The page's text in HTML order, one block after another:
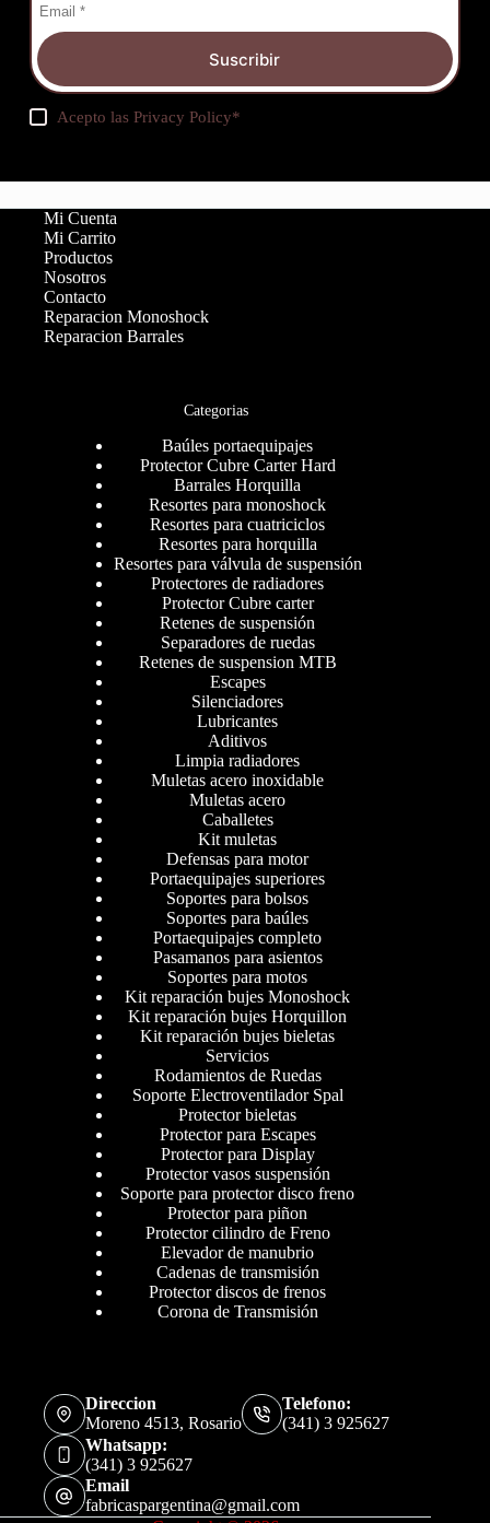
Suscribir
Acepto lasPrivacy Policy*
Mi Cuenta
Mi Carrito
Productos
Nosotros
Contacto
Reparacion Monoshock
Reparacion Barrales
Categorias
Baúles portaequipajes
Protector Cubre Carter Hard
Barrales Horquilla
Resortes para monoshock
Resortes para cuatriciclos
Resortes para horquilla
Resortes para válvula de suspensión
Protectores de radiadores
Protector Cubre carter
Retenes de suspensión
Separadores de ruedas
Retenes de suspension MTB
Escapes
Silenciadores
Lubricantes
Aditivos
Limpia radiadores
Muletas acero inoxidable
Muletas acero
Caballetes
Kit muletas
Defensas para motor
Portaequipajes superiores
Soportes para bolsos
Soportes para baúles
Portaequipajes completo
Pasamanos para asientos
Soportes para motos
Kit reparación bujes Monoshock
Kit reparación bujes Horquillon
Kit reparación bujes bieletas
Servicios
Rodamientos de Ruedas
Soporte Electroventilador Spal
Protector bieletas
Protector para Escapes
Protector para Display
Protector vasos suspensión
Soporte para protector disco freno
Protector para piñon
Protector cilindro de Freno
Elevador de manubrio
Cadenas de transmisión
Protector discos de frenos
Corona de Transmisión
Direccion
Moreno 4513, Rosario
Telefono:
(341) 3 925627
Whatsapp:
(341) 3 925627
Email
fabricaspargentina@gmail.com